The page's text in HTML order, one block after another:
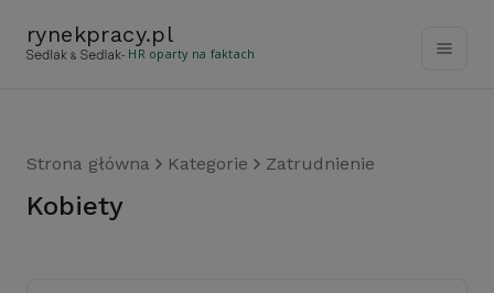
rynekpracy.pl
- HR oparty na faktach
Strona główna Kategorie Zatrudnienie
kobiety